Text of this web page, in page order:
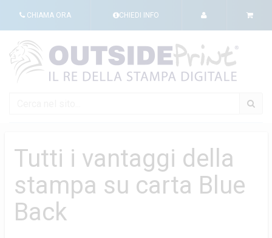
CHIAMA ORA CHIEDI INFO
Tutti i vantaggi della
stampa su carta Blue
Back